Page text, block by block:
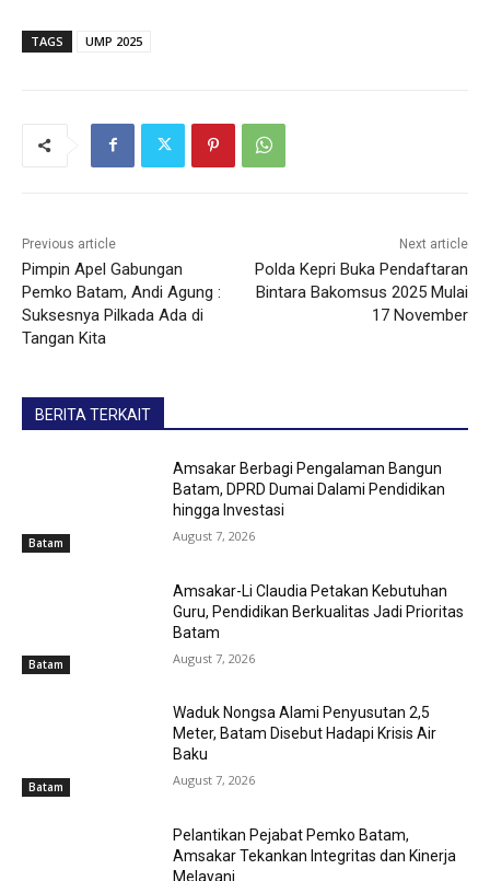
TAGS UMP 2025
Previous article
Pimpin Apel Gabungan
Pemko Batam, Andi Agung :
Suksesnya Pilkada Ada di
Tangan Kita
Next article
Polda Kepri Buka Pendaftaran
Bintara Bakomsus 2025 Mulai
17 November
BERITA TERKAIT
Batam
Amsakar Berbagi Pengalaman Bangun
Batam, DPRD Dumai Dalami Pendidikan
hingga Investasi
August 7, 2026
Batam
Amsakar-Li Claudia Petakan Kebutuhan
Guru, Pendidikan Berkualitas Jadi Prioritas
Batam
August 7, 2026
Batam
Waduk Nongsa Alami Penyusutan 2,5
Meter, Batam Disebut Hadapi Krisis Air
Baku
August 7, 2026
Pelantikan Pejabat Pemko Batam,
Amsakar Tekankan Integritas dan Kinerja
Melayani